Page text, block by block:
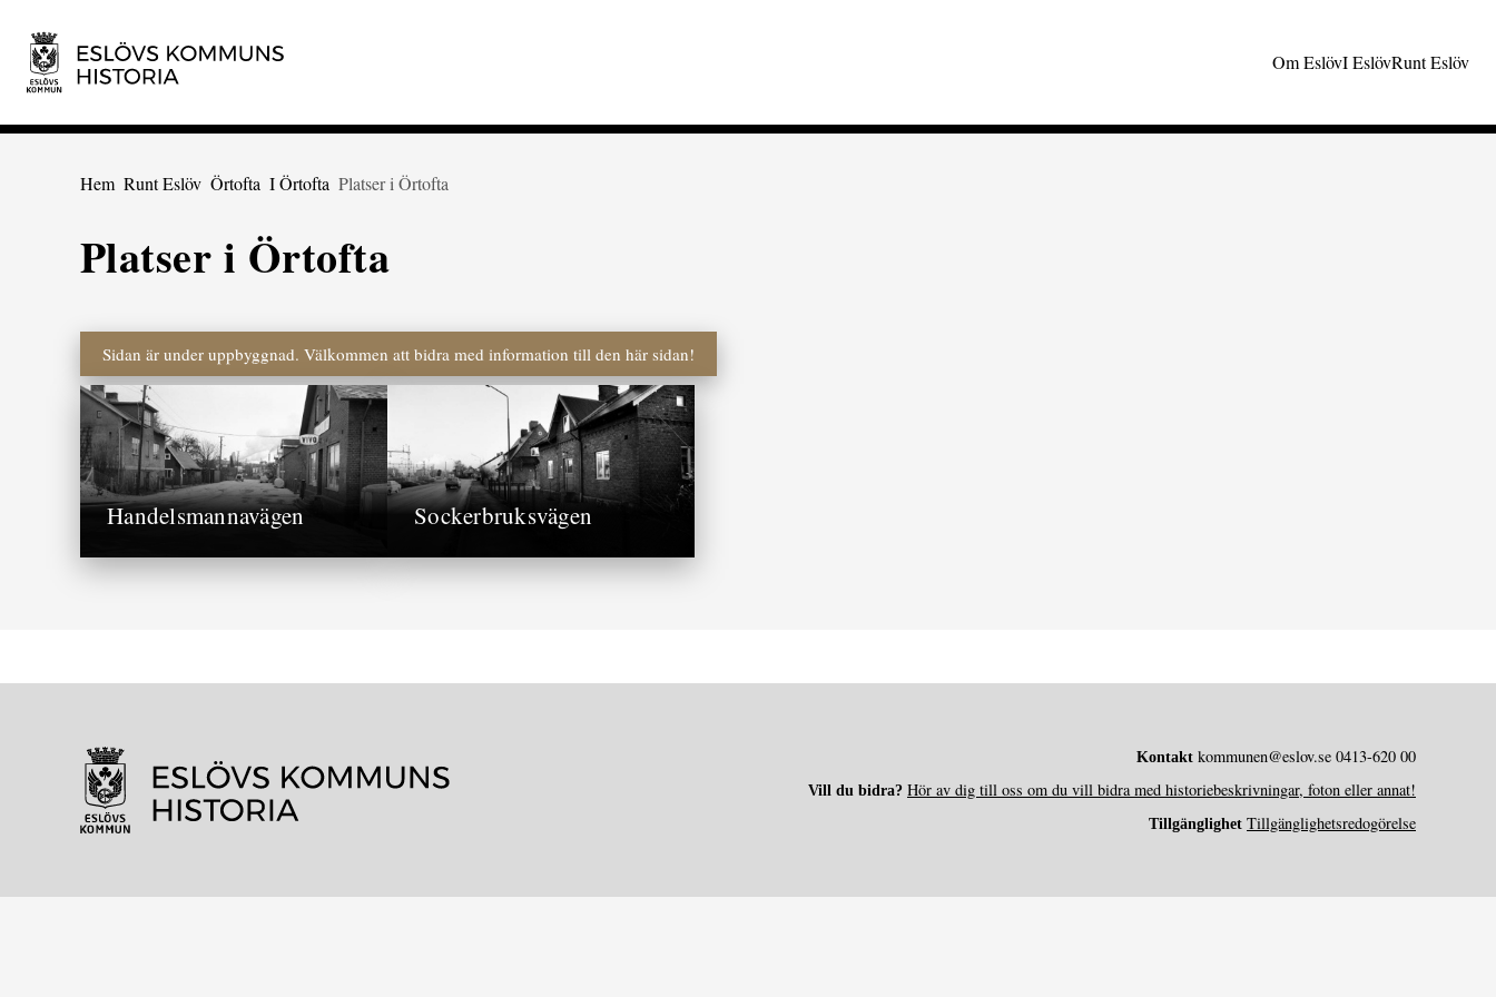
till innehåll
till huvudmeny
Om EslövI EslövRunt Eslöv
Du är här:
Hem Runt Eslöv Örtofta I Örtofta Platser i Örtofta
Platser i Örtofta
Sidan är under uppbyggnad. Välkommen att bidra med information till den här sidan!
Handelsmannavägen Sockerbruksvägen
Kontakt kommunen@eslov.se 0413-620 00
Vill du bidra? Hör av dig till oss om du vill bidra med historiebeskrivningar, foton eller annat!
Tillgänglighet Tillgänglighetsredogörelse